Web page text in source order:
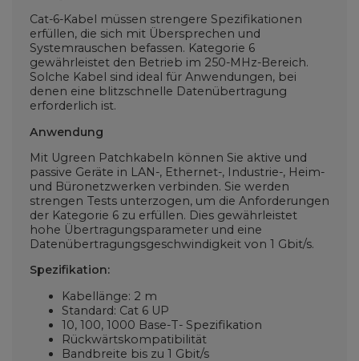
Cat-6-Kabel müssen strengere Spezifikationen
erfüllen, die sich mit Übersprechen und
Systemrauschen befassen. Kategorie 6
gewährleistet den Betrieb im 250-MHz-Bereich.
Solche Kabel sind ideal für Anwendungen, bei
denen eine blitzschnelle Datenübertragung
erforderlich ist.
Anwendung
Mit Ugreen Patchkabeln können Sie aktive und
passive Geräte in LAN-, Ethernet-, Industrie-, Heim-
und Büronetzwerken verbinden. Sie werden
strengen Tests unterzogen, um die Anforderungen
der Kategorie 6 zu erfüllen. Dies gewährleistet
hohe Übertragungsparameter und eine
Datenübertragungsgeschwindigkeit von 1 Gbit/s.
Spezifikation:
Kabellänge: 2 m
Standard: Cat 6 UP
10, 100, 1000 Base-T- Spezifikation
Rückwärtskompatibilität
Bandbreite bis zu 1 Gbit/s